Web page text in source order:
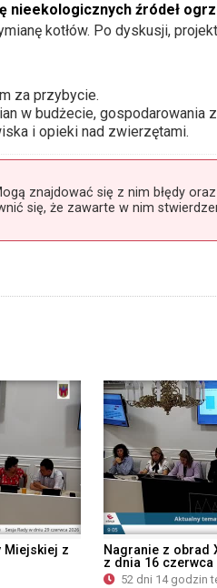
nieekologicznych źródeł
kotłów. Po dyskusji,
za przybycie.
w budżecie, gospodarowania
i opieki nad zwierzętami.
znajdować się z nim błędy oraz
się, że zawarte w nim
Miejskiej z
Nagranie z obrad
z dnia 16 czerwca
52 dni 14 godzin